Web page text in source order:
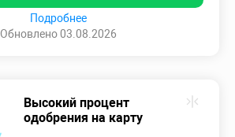
Подробнее
Обновлено 03.08.2026
Высокий процент
одобрения на карту